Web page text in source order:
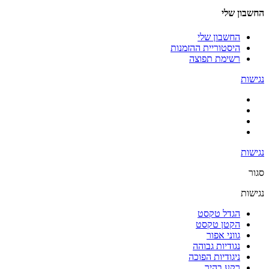
החשבון שלי
החשבון שלי
היסטוריית ההזמנות
רשימת תפוצה
נגישות
נגישות
סגור
נגישות
הגדל טקסט
הקטן טקסט
גווני אפור
נגודיות גבוהה
ניגודיות הפוכה